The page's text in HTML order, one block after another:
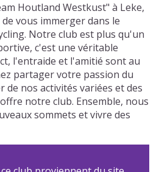
Houtland Westkust" à Leke,
vous immerger dans le
Notre club est plus qu'un
c'est une véritable
l'entraide et l'amitié sont au
partager votre passion du
de nos activités variées et des
notre club. Ensemble, nous
sommets et vivre des